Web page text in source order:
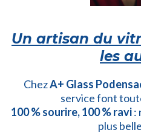
Un artisan du
les
ChezA+ Glass
service font
100 % sourire, 100 % ravi:
plus